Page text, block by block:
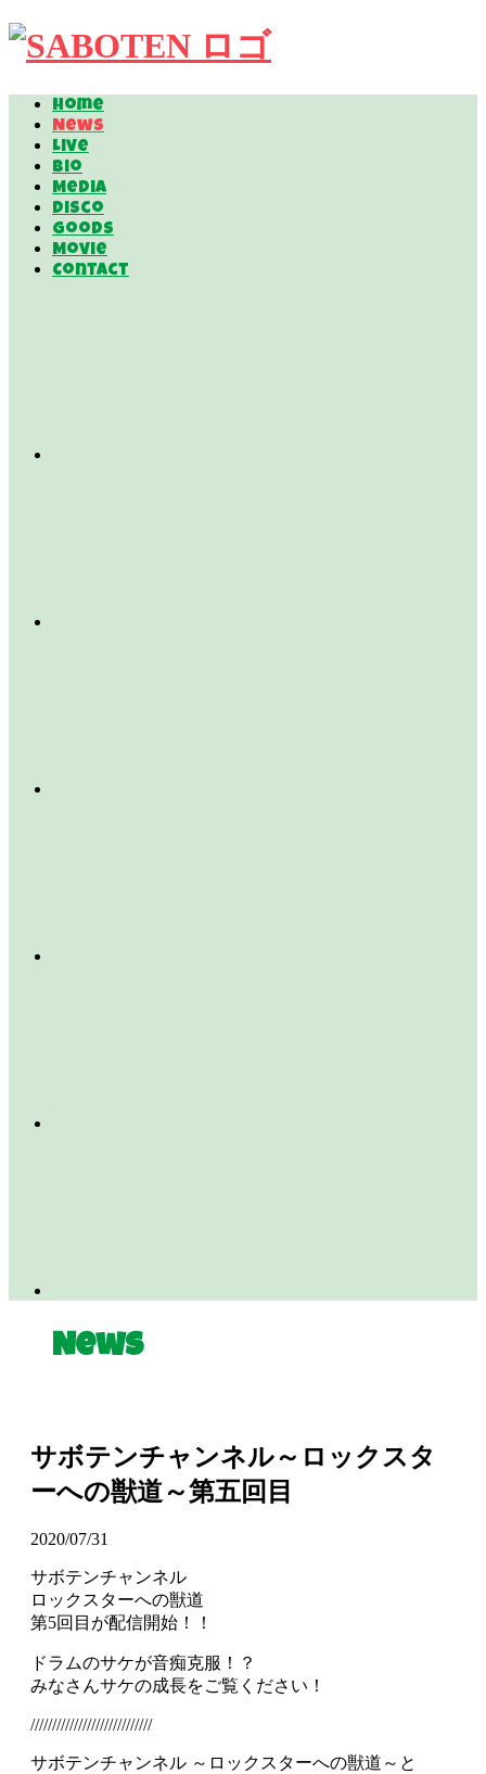
Home
News
Live
Bio
Media
Disco
Goods
Movie
Contact
News
サボテンチャンネル～ロックスタ
ーへの獣道～第五回目
2020/07/31
サボテンチャンネル
ロックスターへの獣道
第5回目が配信開始！！
ドラムのサケが音痴克服！？
みなさんサケの成長をご覧ください！
////////////////////////////
サボテンチャンネル ～ロックスターへの獣道～と